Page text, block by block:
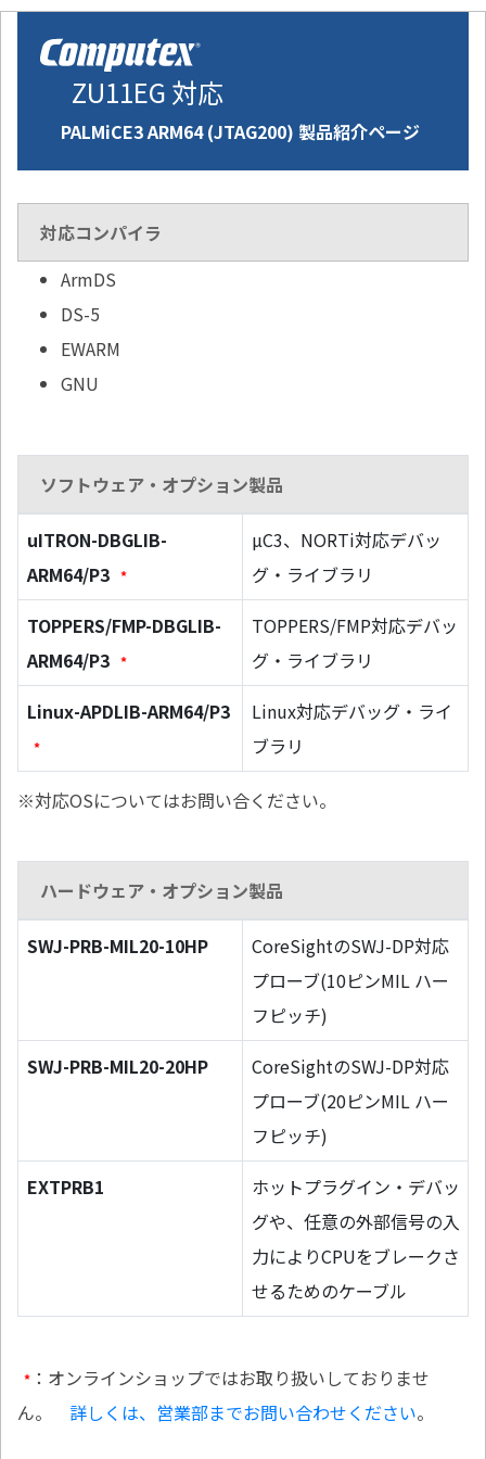
ZU11EG 対応
PALMiCE3 ARM64 (JTAG200) 製品紹介ページ
対応コンパイラ
ArmDS
DS-5
EWARM
GNU
ソフトウェア・オプション製品
uITRON-DBGLIB-
ARM64/P3 *
µC3、NORTi対応デバッ
グ・ライブラリ
TOPPERS/FMP-DBGLIB-
ARM64/P3 *
TOPPERS/FMP対応デバッ
グ・ライブラリ
Linux-APDLIB-ARM64/P3
*
Linux対応デバッグ・ライ
ブラリ
※対応OSについてはお問い合ください。
ハードウェア・オプション製品
SWJ-PRB-MIL20-10HP
CoreSightのSWJ-DP対応
プローブ(10ピンMIL ハー
フピッチ)
SWJ-PRB-MIL20-20HP
CoreSightのSWJ-DP対応
プローブ(20ピンMIL ハー
フピッチ)
EXTPRB1
ホットプラグイン・デバッ
グや、任意の外部信号の入
力によりCPUをブレークさ
せるためのケーブル
* ：オンラインショップではお取り扱いしておりませ
ん。 詳しくは、営業部までお問い合わせください。